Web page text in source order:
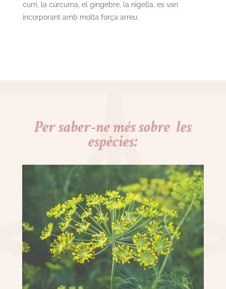
curri, la cúrcuma, el gingebre, la nigella, es van
incorporant amb molta força arreu.
Per saber-ne més sobre les
espècies: